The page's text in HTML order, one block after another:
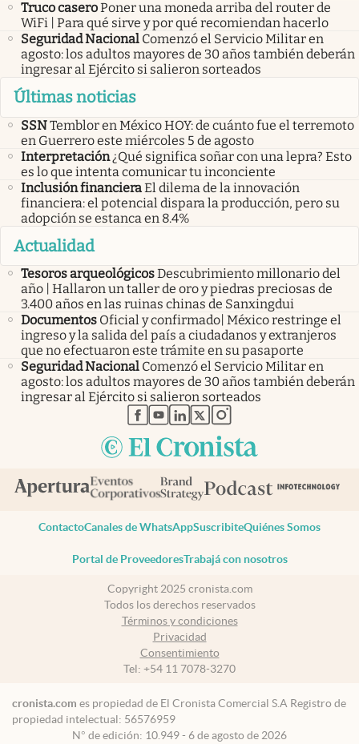
Truco caseroPoner una moneda arriba del router de
WiFi | Para qué sirve y por qué recomiendan hacerlo
Seguridad Nacional Comenzó el Servicio Militar en
agosto: los adultos mayores de 30 años también deberán
ingresar al Ejército si salieron sorteados
Últimas noticias
SSNTemblor en México HOY: de cuánto fue el terremoto
en Guerrero este miércoles 5 de agosto
Interpretación ¿Qué significa soñar con una lepra? Esto
es lo que intenta comunicar tu inconciente
Inclusión financieraEl dilema de la innovación
financiera: el potencial dispara la producción, pero su
adopción se estanca en 8.4%
Actualidad
Tesoros arqueológicosDescubrimiento millonario del
año | Hallaron un taller de oro y piedras preciosas de
3.400 años en las ruinas chinas de Sanxingdui
Documentos Oficial y confirmado| México restringe el
ingreso y la salida del país a ciudadanos y extranjeros
que no efectuaron este trámite en su pasaporte
Seguridad Nacional Comenzó el Servicio Militar en
agosto: los adultos mayores de 30 años también deberán
ingresar al Ejército si salieron sorteados
abre en nueva pestaña
abre en nueva pestaña
abre en nueva pestaña
abre en nueva pestaña
abre en nueva pestaña
ContactoCanales de WhatsAppSuscribiteQuiénes Somos
Portal de ProveedoresTrabajá con nosotros
Copyright 2025 cronista.com
Todos los derechos reservados
Términos y condiciones
Privacidad
Consentimiento
Tel: +54 11 7078-3270
cronista.com es propiedad de El Cronista Comercial S.A Registro de
propiedad intelectual: 56576959
N° de edición: 10.949 - 6 de agosto de 2026